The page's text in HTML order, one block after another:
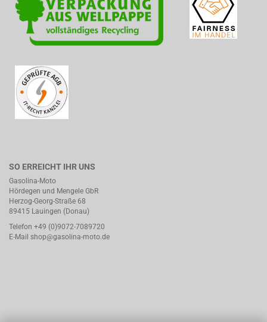
SO ERREICHT IHR UNS
Gasolina-Moto
Hördegen und Mengele GbR
Herzog-Georg-Straße 68
89415 Lauingen (Donau)
Telefon +49 (0)9072-7089720
E-Mail shop@gasolina-moto.de